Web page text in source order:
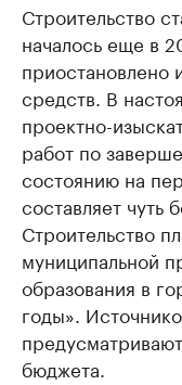
Строительство
началось еще в
приостановлено
средств. В
проектно-
работ по
состоянию на
составляет чуть
Строительство
муниципальной
образования в
годы».
бюджета.